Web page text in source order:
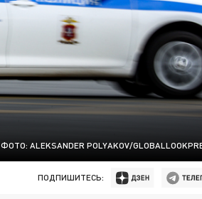
ФОТО: ALEKSANDER POLYAKOV/
ПОДПИШИТЕСЬ: